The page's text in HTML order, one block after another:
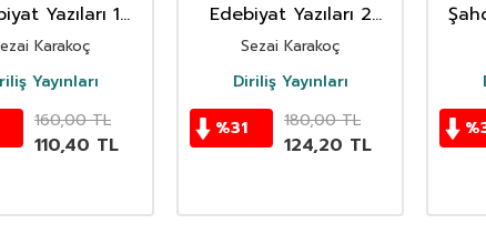
Yazıları 1
Rüyası
Medeniyeti)
Karakoç
Yayınları
160,00TL
110,40 TL
Edebiyat Yazıları 2
(Dişimizin Zarı )
Sezai Karakoç
Diriliş Yayınları
%31 180,00TL
124,20 TL
%